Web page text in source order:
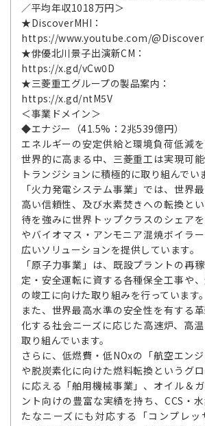
／平均年収1018万円＞
★DiscoverMHI：
https://www.youtube.com/
★俳優北川景子出演新CM：
https://x.gd/vCw0D
★三菱重工グループの製品案内：
https://x.gd/ntM5V
＜事業ドメイン＞
◆エナジー（41.5%：2兆539億円）
エネルギーの安定供給と環境負荷低減
世界的に高まる中、三菱重工は実現可
トランジションに積極的に取り組んでい
「火力発電システム事業」では、世界
高い信頼性、及び水素焚きへの転換と
待を強みに世界トップクラスのシェア
やバイオマス・アンモニア混焼ボイラ
広いソリューションを提供しています。
「原子力事業」は、既設プラントの再
定・安全運転に資する各種保全工事や
の竣工に向けた取り組みを行っています。
また、世界最高水準の安全性を有する
化する社会ニーズに応じた高速炉、高
取り組んでいます。
さらに、低燃費・低NOxの「航空エン
や脱炭素化に向けた燃料転換というグ
に応える「舶用機械事業」、オイル＆
ント向けの豊富な実績を持ち、CCS・
たなニーズにも対応する「コンプレ